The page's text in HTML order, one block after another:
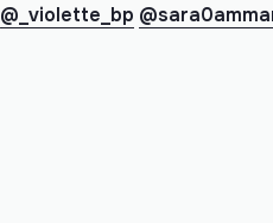
@_violette_bp